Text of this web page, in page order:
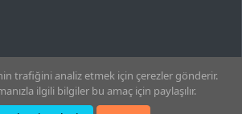
trafiğini analiz etmek için çerezler gönderir.
ilgili bilgiler bu amaç için paylaşılır.